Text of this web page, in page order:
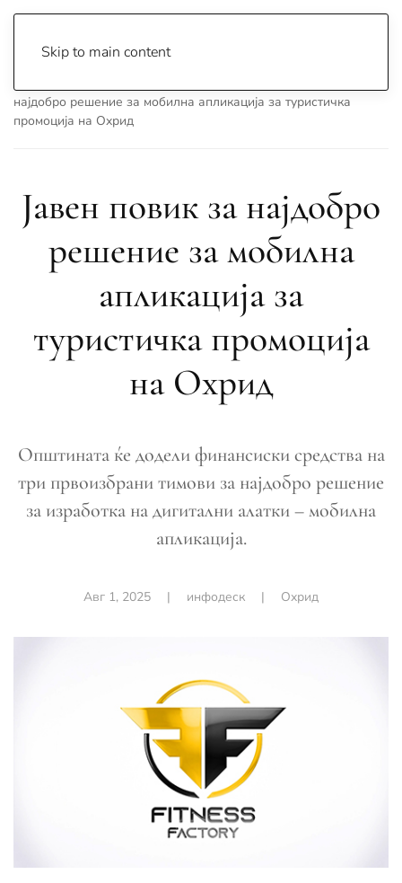
Skip to main content
најдобро решение за мобилна апликација за туристичка
промоција на Охрид
Јавен повик за најдобро
решение за мобилна
апликација за
туристичка промоција
на Охрид
Општината ќе додели финансиски средства на
три првоизбрани тимови за најдобро решение
за изработка на дигитални алатки – мобилна
апликација.
Авг 1, 2025 | инфодеск | Охрид